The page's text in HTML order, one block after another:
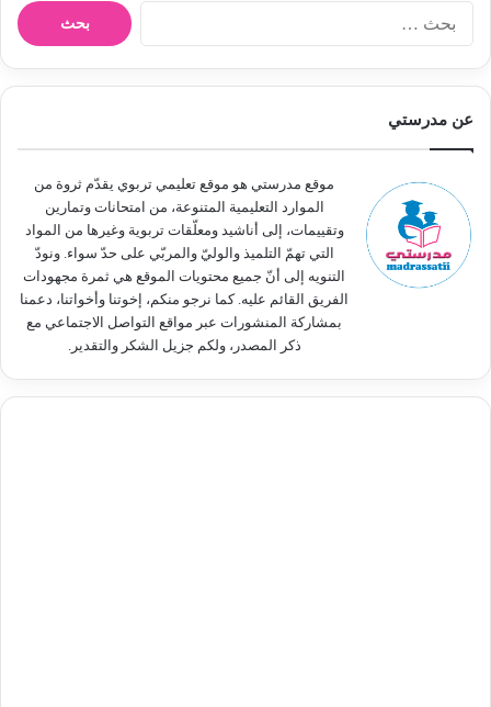
ن
عن مدرستي
موقع مدرستي هو موقع تعليمي تربوي يقدّم ثروة من
الموارد التعليمية المتنوعة، من امتحانات وتمارين
وتقييمات، إلى أناشيد ومعلّقات تربوية وغيرها من المواد
التي تهمّ التلميذ والوليّ والمربّي على حدّ سواء. ونودّ
التنويه إلى أنّ جميع محتويات الموقع هي ثمرة مجهودات
الفريق القائم عليه. كما نرجو منكم، إخوتنا وأخواتنا، دعمنا
بمشاركة المنشورات عبر مواقع التواصل الاجتماعي مع
ذكر المصدر، ولكم جزيل الشكر والتقدير.